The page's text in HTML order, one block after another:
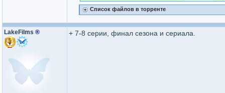
Список файлов в торренте
LakeFilms ® + 7-8 серии, финал сезона и сериала.